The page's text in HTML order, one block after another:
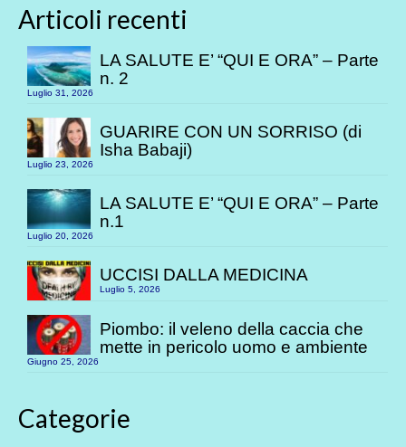
Articoli recenti
LA SALUTE E’ “QUI E ORA” – Parte
n. 2
Luglio 31, 2026
GUARIRE CON UN SORRISO (di
Isha Babaji)
Luglio 23, 2026
LA SALUTE E’ “QUI E ORA” – Parte
n.1
Luglio 20, 2026
UCCISI DALLA MEDICINA
Luglio 5, 2026
Piombo: il veleno della caccia che
mette in pericolo uomo e ambiente
Giugno 25, 2026
Categorie